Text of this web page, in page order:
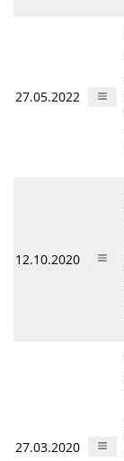
27.05.2022
12.10.2020
27.03.2020